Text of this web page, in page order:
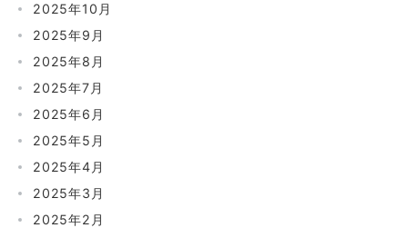
2025年10月
2025年9月
2025年8月
2025年7月
2025年6月
2025年5月
2025年4月
2025年3月
2025年2月